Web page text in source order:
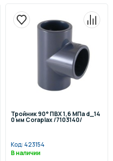
Тройник 90° ПВХ 1,6 МПа d_14
0 мм Coraplax /7103140/
Код: 423154
В наличии